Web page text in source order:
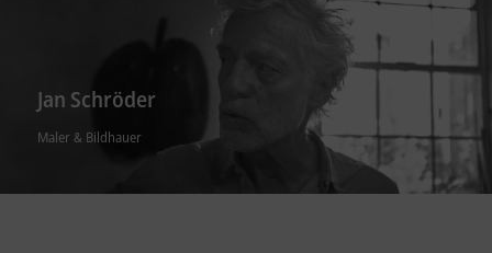
Jan Schröder
Maler & Bildhauer